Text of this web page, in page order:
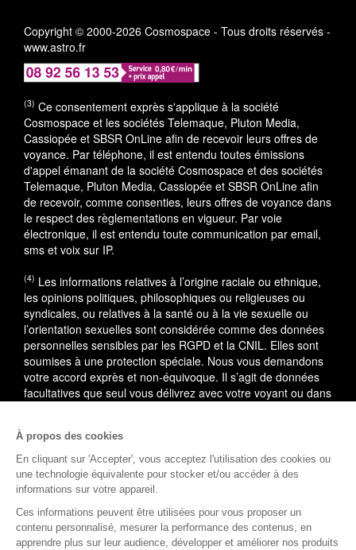
Copyright © 2000-2026 Cosmospace - Tous droits réservés -
www.astro.fr
(3) Ce consentement exprès s'applique à la société
Cosmospace et les sociétés Telemaque, Pluton Media,
Cassiopée et SBSR OnLine afin de recevoir leurs offres de
voyance. Par téléphone, il est entendu toutes émissions
d'appel émanant de la société Cosmospace et des sociétés
Telemaque, Pluton Media, Cassiopée et SBSR OnLine afin
de recevoir, comme consenties, leurs offres de voyance dans
le respect des règlementations en vigueur. Par voie
électronique, il est entendu toute communication par email,
sms et voix sur IP.
(4) Les informations relatives à l’origine raciale ou ethnique,
les opinions politiques, philosophiques ou religieuses ou
syndicales, ou relatives à la santé ou à la vie sexuelle ou
l’orientation sexuelles sont considérée comme des données
personnelles sensibles par les RGPD et la CNIL. Elles sont
soumises à une protection spéciale. Nous vous demandons
votre accord exprès et non-équivoque. Il s’agit de données
facultatives que seul vous délivrez avec votre voyant ou dans
En cas de litige, vous pouvez saisir le médiateur de la
consommation : AVENIR CONSO, 09 53 01 02 69. En savoir
plus
conditions suivantes : 10 minutes de voyance au tarif spécial
de 15EUR TTC, voyance privée. Offre valable dans la limite
À propos des cookies
En cliquant sur 'Accepter', vous acceptez l'utilisation des cookies ou
une technologie équivalente pour stocker et/ou accéder à des
informations sur votre appareil.
Ces informations peuvent être utilisées pour vous proposer un
contenu personnalisé, mesurer la performance des contenus, en
apprendre plus sur leur audience, développer et améliorer nos produits